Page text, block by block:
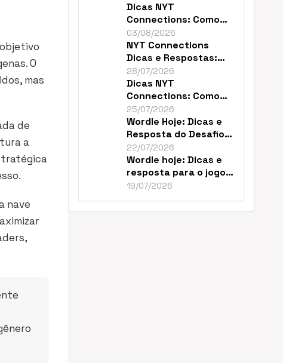
O
mas
de
a
nave
Dicas NYT
Connections: Como
Resolver o Enigma de
Hoje
03/08/2026
NYT Connections
Dicas e Respostas:
Como Vencer Hoje
28/07/2026
Dicas NYT
Connections: Como
Resolver o Desafio de
Hoje
25/07/2026
Wordle Hoje: Dicas e
Resposta do Desafio
#1859 de Julho
22/07/2026
Wordle hoje: Dicas e
resposta para o jogo
nº 1856
19/07/2026